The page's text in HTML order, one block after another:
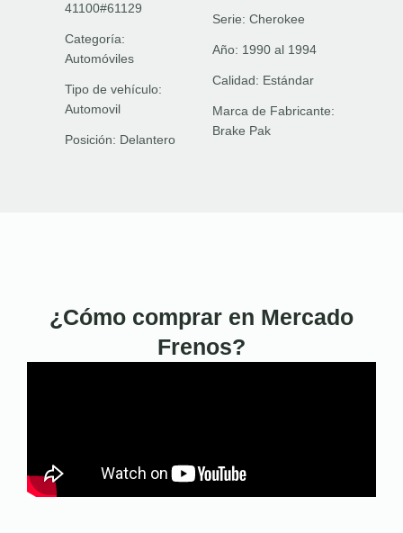
41100#61129
Categoría:
Automóviles
Tipo de vehículo:
Automovil
Posición: Delantero
Serie: Cherokee
Año: 1990 al 1994
Calidad: Estándar
Marca de Fabricante:
Brake Pak
¿Cómo comprar en Mercado
Frenos?